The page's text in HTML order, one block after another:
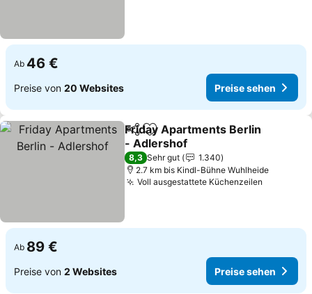
Ab 46 €
Preise von 20 Websites Preise sehen
TeilenZu Favoriten hinzufügen
Friday Apartments Berlin
- Adlershof
Preise sehen
8,3 Sehr gut
1.340
2.7 km bis Kindl-Bühne Wuhlheide
Voll ausgestattete Küchenzeilen
Ab 89 €
Preise von 2 Websites Preise sehen